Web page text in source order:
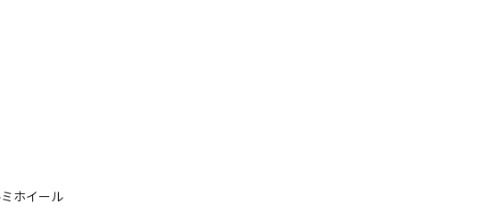
ホイール